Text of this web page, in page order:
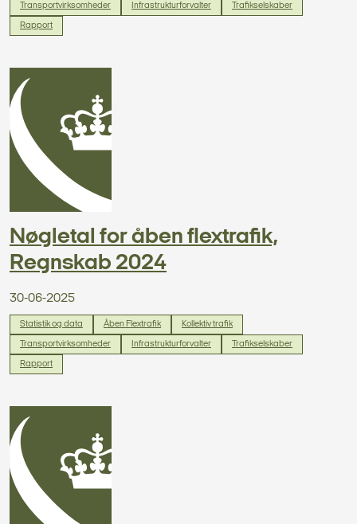
Transportvirksomheder Infrastrukturforvalter Trafikselskaber
Rapport
Nøgletal for åben flextrafik,
Regnskab 2024
30-06-2025
Statistik og data Åben Flextrafik Kollektiv trafik
Transportvirksomheder Infrastrukturforvalter Trafikselskaber
Rapport